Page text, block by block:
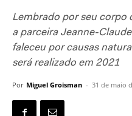
Lembrado por seu
a parceira Jeanne-
faleceu por causas
será realizado em 2021
Por Miguel Groisman - 31 de maio